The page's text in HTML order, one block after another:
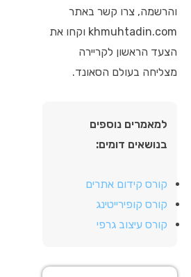
והרשמה, צרו קשר באתר
khmuhtadin.com וקחו את
הצעד הראשון לקריירה
מצליחה בעולם הסאונד.
למאמרים נוספים
בנושאים דומים:
קורס קידום אתרים
קורס קופירייטינג
קורס עיצוב גרפי